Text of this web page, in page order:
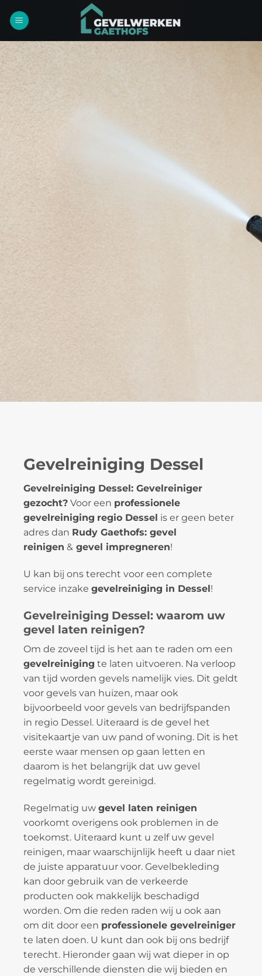
naar
Gevelreiniging Dessel
Gevelreiniging Dessel: Gevelreiniger
gezocht? Voor een professionele
gevelreiniging regio Dessel is er geen beter
adres dan Rudy Gaethofs: gevel
reinigen & gevel impregneren!
U kan bij ons terecht voor een complete
service inzake gevelreiniging in Dessel!
Gevelreiniging Dessel: waarom uw
gevel laten reinigen?
Om de zoveel tijd is het aan te raden om een
gevelreiniging te laten uitvoeren. Na verloop
van tijd worden gevels namelijk vies. Dit geldt
voor gevels van huizen, maar ook
bijvoorbeeld voor gevels van bedrijfspanden
in regio Dessel. Uiteraard is de gevel het
visitekaartje van uw pand of woning. Dit is het
eerste waar mensen op gaan letten en
daarom is het belangrijk dat uw gevel
regelmatig wordt gereinigd.
Regelmatig uw gevel laten reinigen
voorkomt overigens ook problemen in de
toekomst. Uiteraard kunt u zelf uw gevel
reinigen, maar waarschijnlijk heeft u daar niet
de juiste apparatuur voor. Gevelbekleding
kan door gebruik van de verkeerde
producten ook makkelijk beschadigd
worden. Om die reden raden wij u ook aan
om dit door een professionele gevelreiniger
te laten doen. U kunt dan ook bij ons bedrijf
terecht. Hieronder gaan wij wat dieper in op
de verschillende diensten die wij bieden en